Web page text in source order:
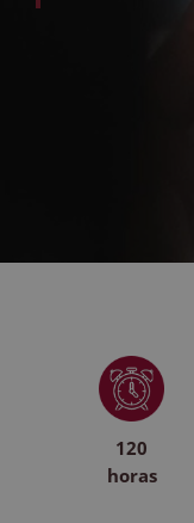
120
horas